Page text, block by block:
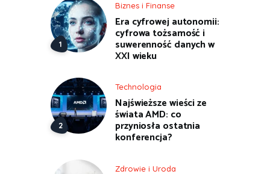
Biznes i Finanse
Era cyfrowej autonomii:
cyfrowa tożsamość i
suwerenność danych w
XXI wieku
Technologia
Najświeższe wieści ze
świata AMD: co
przyniosła ostatnia
konferencja?
Zdrowie i Uroda